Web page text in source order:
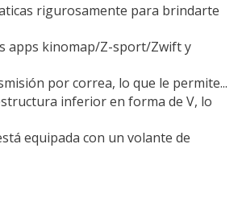
rigurosamente para brindarte
apps kinomap/Z-sport/Zwift y
por correa, lo que le permite...
inferior en forma de V, lo
equipada con un volante de